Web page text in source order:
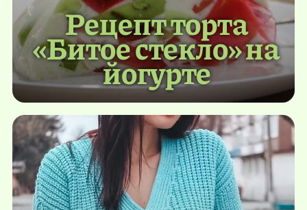
Рецепт торта
«Битое стекло» на
йогурте